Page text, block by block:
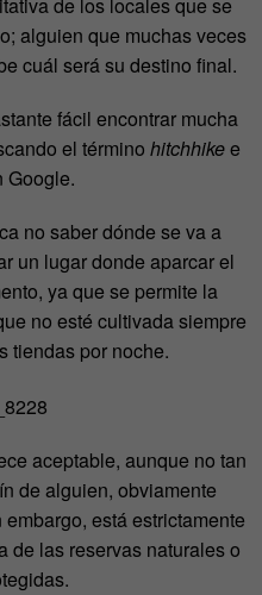
alguien que muchas veces
cuál será su destino final.
fácil encontrar mucha
el término hitchhikee
no saber dónde se va a
un lugar donde aparcar el
ya que se permite la
no esté cultivada siempre
tiendas por noche.
aceptable, aunque no tan
de alguien, obviamente
está estrictamente
de las reservas naturales o